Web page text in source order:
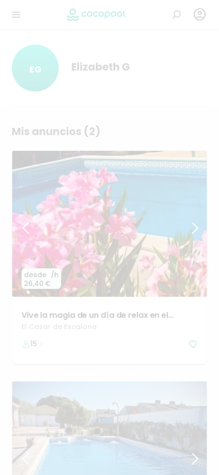

EG Elizabeth G
Mis anuncios (2)
desde
26,40 €
/h
Vive la magia de un día de relax en el
Refugio del Casar
El Casar de Escalona
15